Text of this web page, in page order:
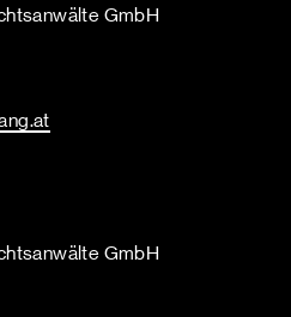
GmbH
.at
GmbH